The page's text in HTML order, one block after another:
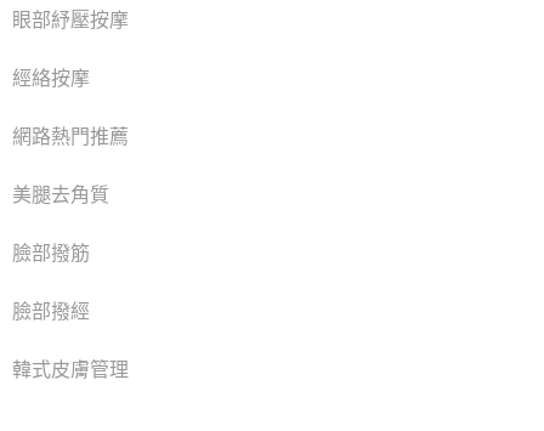
眼部紓壓按摩
經絡按摩
網路熱門推薦
美腿去角質
臉部撥筋
臉部撥經
韓式皮膚管理